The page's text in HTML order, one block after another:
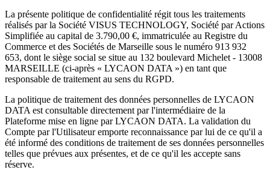
La présente politique de confidentialité régit tous les traitements
réalisés par la Société VISUS TECHNOLOGY, Société par Actions
Simplifiée au capital de 3.790,00 €, immatriculée au Registre du
Commerce et des Sociétés de Marseille sous le numéro 913 932
653, dont le siège social se situe au 132 boulevard Michelet - 13008
MARSEILLE (ci-après « LYCAON DATA ») en tant que
responsable de traitement au sens du RGPD.
La politique de traitement des données personnelles de LYCAON
DATA est consultable directement par l'intermédiaire de la
Plateforme mise en ligne par LYCAON DATA. La validation du
Compte par l'Utilisateur emporte reconnaissance par lui de ce qu'il a
été informé des conditions de traitement de ses données personnelles
telles que prévues aux présentes, et de ce qu'il les accepte sans
réserve.